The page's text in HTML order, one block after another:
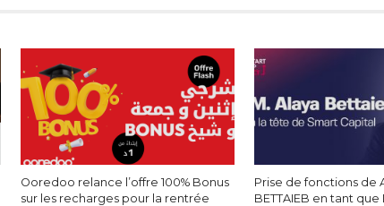
Ooredoo relance l’offre 100% Bonus
sur les recharges pour la rentrée
Prise de fonctions de
BETTAIEB en tant